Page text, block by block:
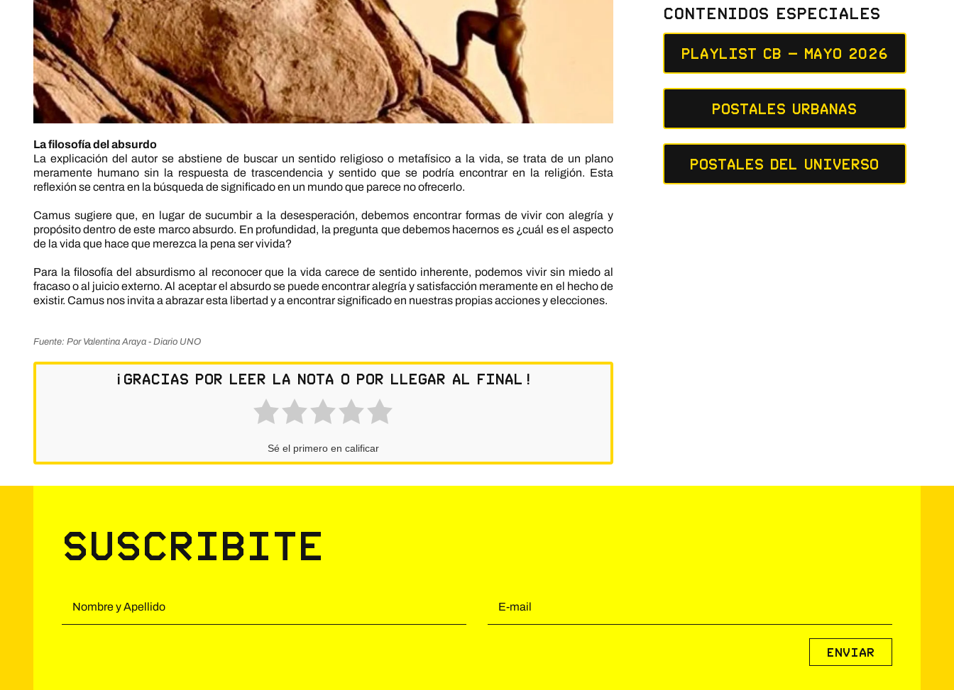
La filosofía del absurdo
La explicación del autor se abstiene de buscar un sentido religioso o metafísico a la vida, se trata de un plano
meramente humano sin la respuesta de trascendencia y sentido que se podría encontrar en la religión. Esta
reflexión se centra en la búsqueda de significado en un mundo que parece no ofrecerlo.
Camus sugiere que, en lugar de sucumbir a la desesperación, debemos encontrar formas de vivir con alegría y
propósito dentro de este marco absurdo. En profundidad, la pregunta que debemos hacernos es ¿cuál es el aspecto
de la vida que hace que merezca la pena ser vivida?
Para la filosofía del absurdismo al reconocer que la vida carece de sentido inherente, podemos vivir sin miedo al
fracaso o al juicio externo. Al aceptar el absurdo se puede encontrar alegría y satisfacción meramente en el hecho de
existir. Camus nos invita a abrazar esta libertad y a encontrar significado en nuestras propias acciones y elecciones.
Fuente: Por Valentina Araya - Diario UNO
¡Gracias por leer la nota o por llegar al final!
Sé el primero en calificar
Contenidos Especiales
Playlist CB – Mayo 2026
Postales Urbanas
Postales del Universo
Suscribite